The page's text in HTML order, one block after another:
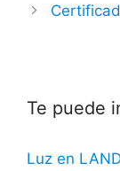
Te puede
Luz en